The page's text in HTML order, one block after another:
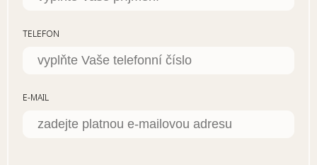
TELEFON
E-MAIL